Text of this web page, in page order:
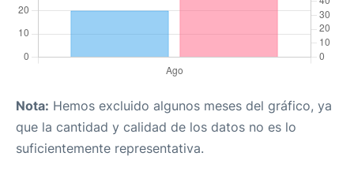
Nota: Hemos excluido algunos meses del gráfico, ya
que la cantidad y calidad de los datos no es lo
suficientemente representativa.